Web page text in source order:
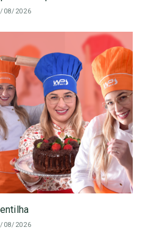
08/2026
08/2026